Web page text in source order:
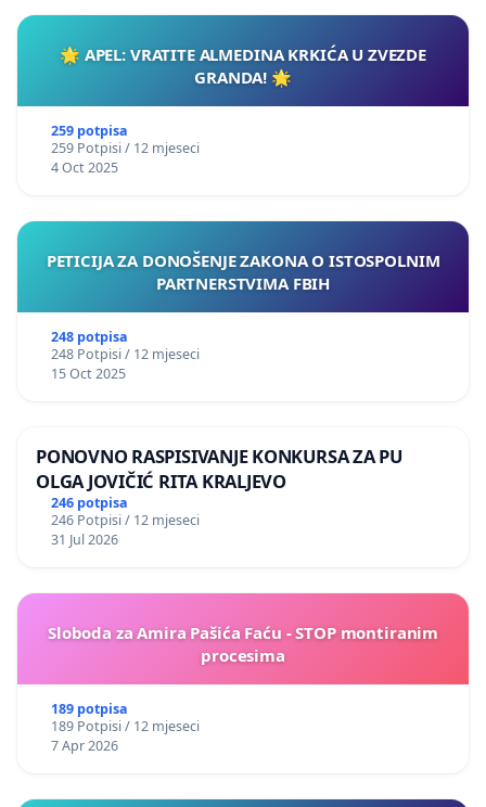
🌟 APEL: VRATITE ALMEDINA KRKIĆA U ZVEZDE
GRANDA! 🌟
259 potpisa
259 Potpisi / 12 mjeseci
4 Oct 2025
PETICIJA ZA DONOŠENJE ZAKONA O ISTOSPOLNIM
PARTNERSTVIMA FBIH
248 potpisa
248 Potpisi / 12 mjeseci
15 Oct 2025
PONOVNO RASPISIVANJE KONKURSA ZA PU
OLGA JOVIČIĆ RITA KRALJEVO
246 potpisa
246 Potpisi / 12 mjeseci
31 Jul 2026
Sloboda za Amira Pašića Faću - STOP montiranim
procesima
189 potpisa
189 Potpisi / 12 mjeseci
7 Apr 2026